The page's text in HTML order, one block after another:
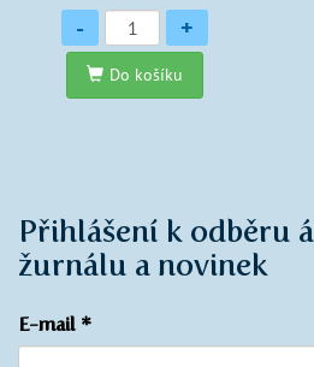
Množství
- +
Do košíku
Přihlášení k odběru
žurnálu a novinek
E-mail *